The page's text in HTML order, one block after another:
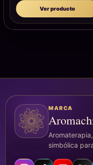
Ver producto
MARCA
simbólica